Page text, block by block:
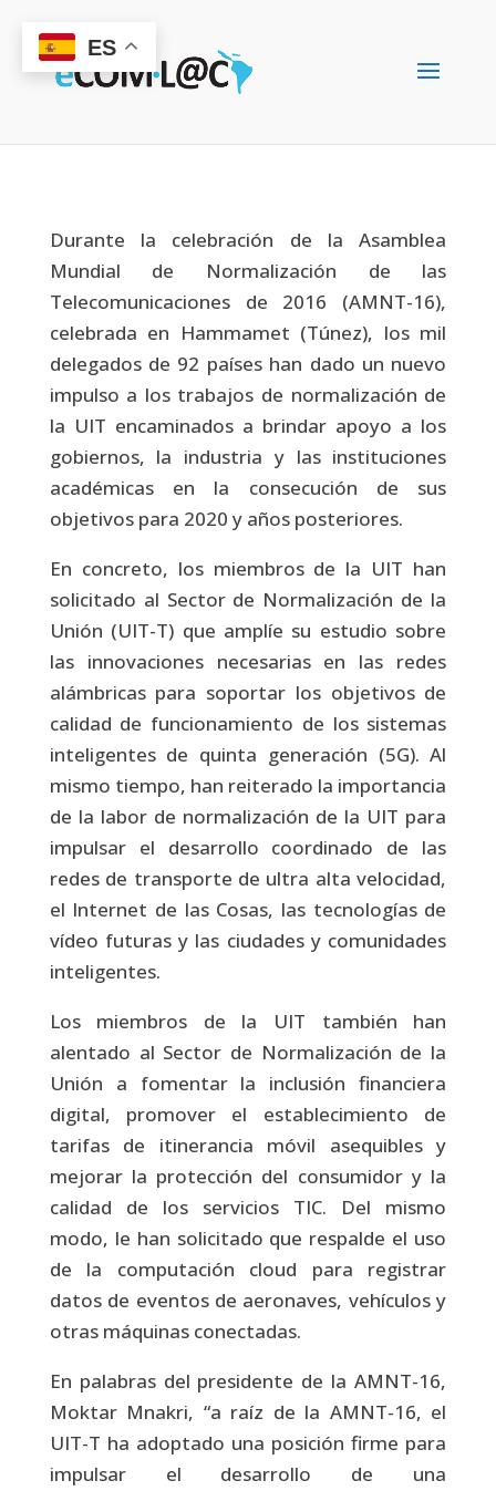
Durante la celebración de la Asamblea
Mundial de Normalización de las
Telecomunicaciones de 2016 (AMNT-16),
celebrada en Hammamet (Túnez), los mil
delegados de 92 países han dado un nuevo
impulso a los trabajos de normalización de
la UIT encaminados a brindar apoyo a los
gobiernos, la industria y las instituciones
académicas en la consecución de sus
objetivos para 2020 y años posteriores.
En concreto, los miembros de la UIT han
solicitado al Sector de Normalización de la
Unión (UIT-T) que amplíe su estudio sobre
las innovaciones necesarias en las redes
alámbricas para soportar los objetivos de
calidad de funcionamiento de los sistemas
inteligentes de quinta generación (5G). Al
mismo tiempo, han reiterado la importancia
de la labor de normalización de la UIT para
impulsar el desarrollo coordinado de las
redes de transporte de ultra alta velocidad,
el Internet de las Cosas, las tecnologías de
vídeo futuras y las ciudades y comunidades
inteligentes.
Los miembros de la UIT también han
alentado al Sector de Normalización de la
Unión a fomentar la inclusión financiera
digital, promover el establecimiento de
tarifas de itinerancia móvil asequibles y
mejorar la protección del consumidor y la
calidad de los servicios TIC. Del mismo
modo, le han solicitado que respalde el uso
de la computación cloud para registrar
datos de eventos de aeronaves, vehículos y
otras máquinas conectadas.
En palabras del presidente de la AMNT-16,
Moktar Mnakri, “a raíz de la AMNT-16, el
UIT-T ha adoptado una posición firme para
impulsar el desarrollo de una
ES